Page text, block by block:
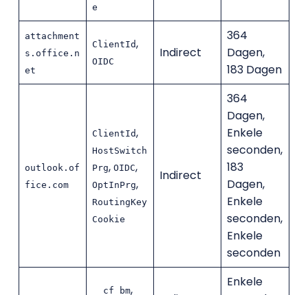
e
attachment
s.office.n
et
ClientId,
OIDC
Indirect
364
Dagen,
183 Dagen
outlook.of
fice.com
ClientId,
HostSwitch
Prg, OIDC,
OptInPrg,
RoutingKey
Cookie
Indirect
364
Dagen,
Enkele
seconden,
183
Dagen,
Enkele
seconden,
Enkele
seconden
__cf_bm,
Enkele